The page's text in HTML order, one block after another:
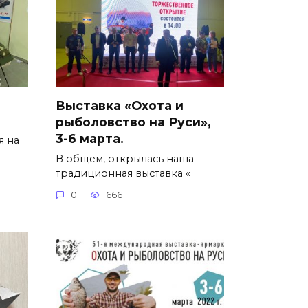
на
Выставка «Охота и
рыболовство на Руси»,
3-6 марта.
В общем, открылась наша
традиционная выставка «
0 666